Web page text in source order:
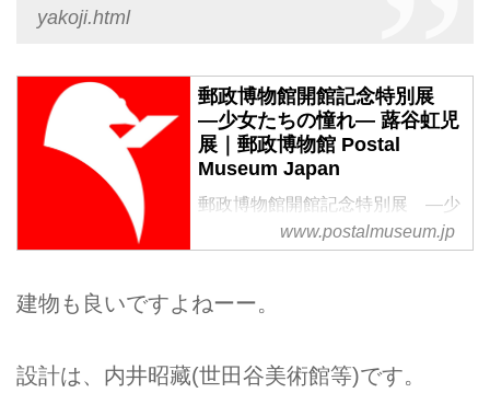
yakoji.html
郵政博物館開館記念特別展
―少女たちの憧れ― 蕗谷虹児
展｜郵政博物館 Postal
Museum Japan
郵政博物館開館記念特別展 ―少
女たちの憧れ― 蕗谷虹児 展をご
ています。逓信総合博物館（てい
しく「郵政博物館」としてグラン
www.postalmuseum.jp
建物も良いですよねーー。
設計は、内井昭藏(世田谷美術館等)です。